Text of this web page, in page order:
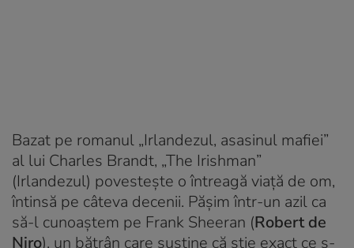
Bazat pe romanul „Irlandezul, asasinul mafiei”
al lui Charles Brandt, „The Irishman”
(Irlandezul) povestește o întreagă viață de om,
întinsă pe câteva decenii. Pășim într-un azil ca
să-l cunoaștem pe Frank Sheeran (Robert de
Niro), un bătrân care susține că știe exact ce s-